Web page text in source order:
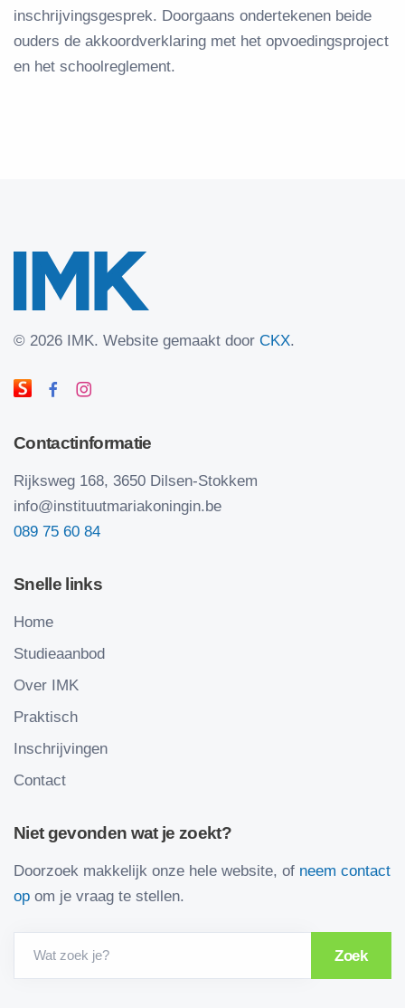
inschrijvingsgesprek. Doorgaans ondertekenen beide
ouders de akkoordverklaring met het opvoedingsproject
en het schoolreglement.
© 2026 IMK. Website gemaakt door CKX.
Contactinformatie
Rijksweg 168, 3650 Dilsen-Stokkem
info@instituutmariakoningin.be
089 75 60 84
Snelle links
Home
Studieaanbod
Over IMK
Praktisch
Inschrijvingen
Contact
Niet gevonden wat je zoekt?
Doorzoek makkelijk onze hele website, of neem contact
op om je vraag te stellen.
Wat zoek je?